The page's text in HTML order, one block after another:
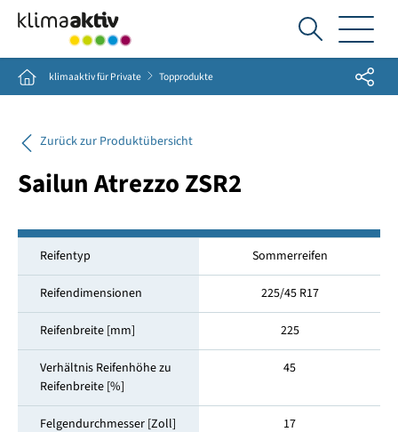
Ich
suche...
Home klimaaktiv für Private Topprodukte Share
Zurück zur Produktübersicht
Sailun Atrezzo ZSR2
Reifentyp Sommerreifen
Reifendimensionen 225/45 R17
Reifenbreite [mm] 225
Verhältnis Reifenhöhe zu
Reifenbreite [%]
45
Felgendurchmesser [Zoll] 17